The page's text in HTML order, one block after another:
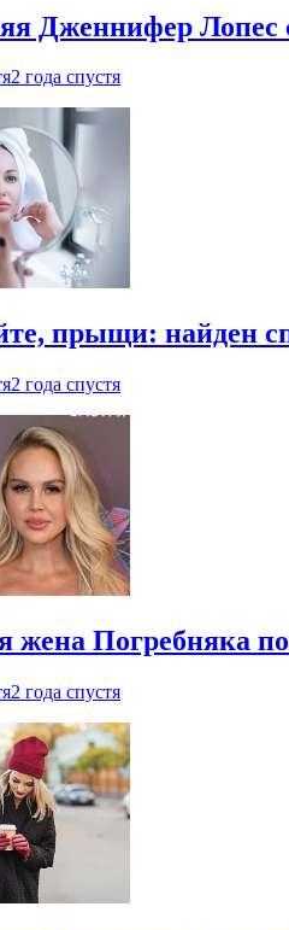
Дженнифер Лопес
2 года спустя
прыщи: найден
2 года спустя
Погребняка
2 года спустя